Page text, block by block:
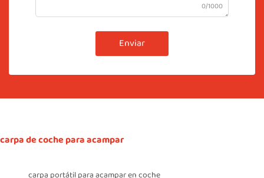
0/1000
Enviar
carpa de coche para acampar
carpa portátil para acampar en coche